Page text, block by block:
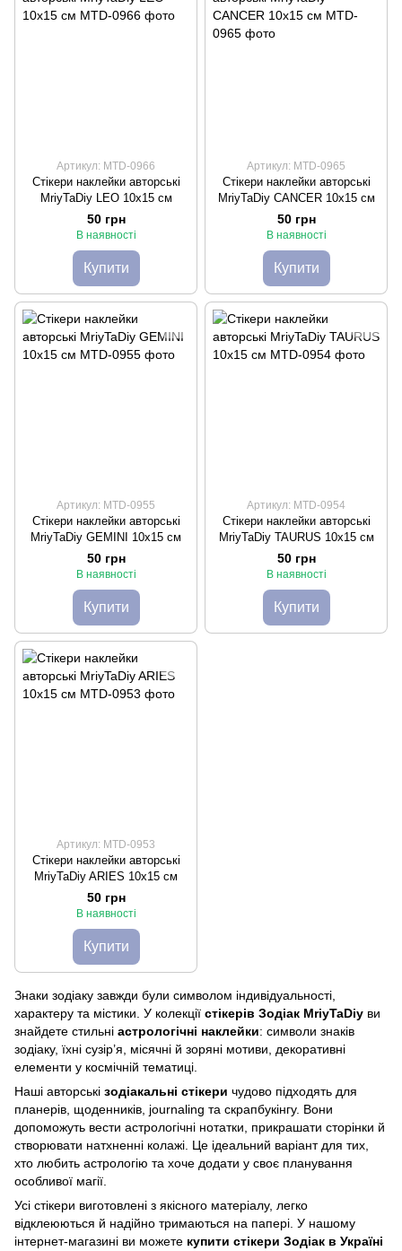
Знаки зодіаку завжди були символом індивідуальності,
характеру та містики. У колекції стікерів Зодіак MriyTaDiy ви
знайдете стильні астрологічні наклейки: символи знаків
зодіаку, їхні сузір’я, місячні й зоряні мотиви, декоративні
елементи у космічній тематиці.
Наші авторські зодіакальні стікери чудово підходять для
планерів, щоденників, journaling та скрапбукінгу. Вони
допоможуть вести астрологічні нотатки, прикрашати сторінки й
створювати натхненні колажі. Це ідеальний варіант для тих,
хто любить астрологію та хоче додати у своє планування
особливої магії.
Усі стікери виготовлені з якісного матеріалу, легко
відклеюються й надійно тримаються на папері. У нашому
інтернет-магазині ви можете купити стікери Зодіак в Україні
Артикул: MTD-0966
Стікери наклейки авторські
MriyTaDiy LEO 10х15 см
50 грн
В наявності
Купити
Артикул: MTD-0965
Стікери наклейки авторські
MriyTaDiy CANCER 10х15 см
50 грн
В наявності
Купити
Артикул: MTD-0955
Стікери наклейки авторські
MriyTaDiy GEMINI 10х15 см
50 грн
В наявності
Купити
Артикул: MTD-0954
Стікери наклейки авторські
MriyTaDiy TAURUS 10х15 см
50 грн
В наявності
Купити
Артикул: MTD-0953
Стікери наклейки авторські
MriyTaDiy ARIES 10х15 см
50 грн
В наявності
Купити